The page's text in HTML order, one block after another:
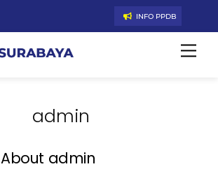
INFO PPDB
admin
About admin